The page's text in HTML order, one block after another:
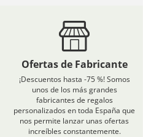
Ofertas de Fabricante
¡Descuentos hasta -75 %! Somos
unos de los más grandes
fabricantes de regalos
personalizados en toda España que
nos permite lanzar unas ofertas
increíbles constantemente.